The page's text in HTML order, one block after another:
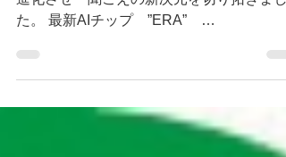
フォナック補聴器は テクノロジーを一気
進化させ 聞こえの新次元を切り拓きまし
た。 最新AIチップ ”ERA”
て 瞬時にプログラムを選択ブレンドする
能と 雑音を最大限取り除き 声を透...